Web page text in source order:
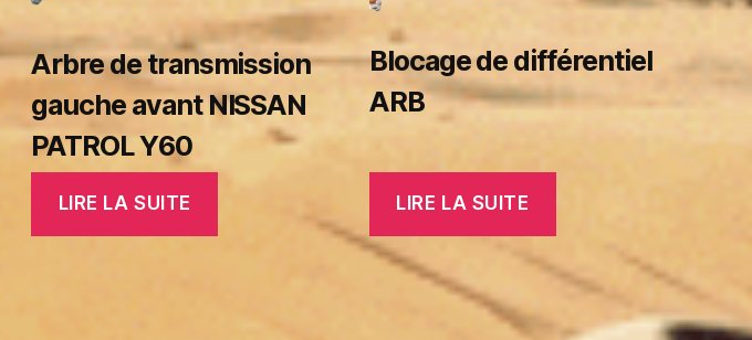
Arbre de transmission
gauche avant NISSAN
PATROL Y60
LIRE LA SUITE
Blocage de différentiel
ARB
LIRE LA SUITE